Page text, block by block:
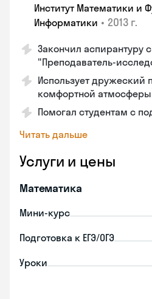
Институт Математики и
Информатики • 2013 г.
Закончил аспирантуру
"Преподаватель-
Использует дружеский
комфортной атмосферы
Помогал студентам с
Читать дальше
Услуги и цены
Математика
Мини-курс
Подготовка к ЕГЭ/ОГЭ
Уроки